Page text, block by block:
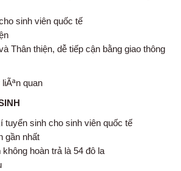
sinh viên quốc tế
Thân thiện, dễ tiếp cận bằng giao thông
tuyển sinh cho sinh viên quốc tế
gần nhất
hoàn trả là 54 đô la